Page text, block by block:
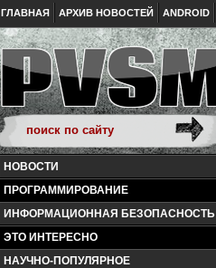
ГЛАВНАЯ АРХИВ НОВОСТЕЙ ANDROID
НОВОСТИ
ПРОГРАММИРОВАНИЕ
ИНФОРМАЦИОННАЯ БЕЗОПАСНОСТЬ
ЭТО ИНТЕРЕСНО
НАУЧНО-ПОПУЛЯРНОЕ